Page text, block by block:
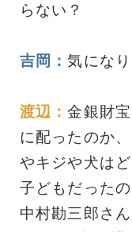
らない？
吉岡：気になり
渡辺：金銀財
に配ったのか
やキジや犬は
子どもだった
中村勘三郎さ